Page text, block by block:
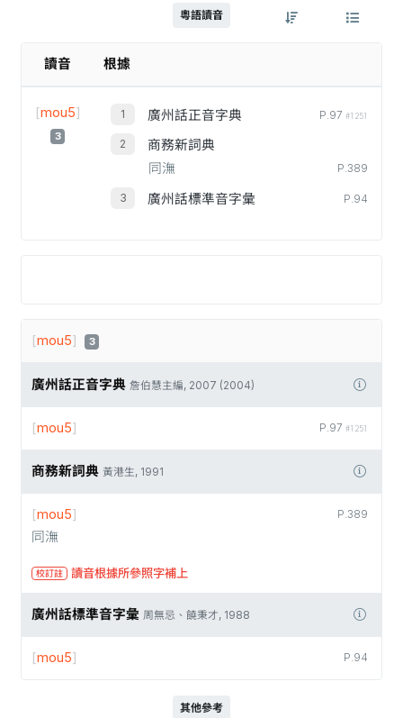
粵語讀音
讀音 根據
[mou5]
3
廣州話正音字典 P.97 #1251
商務新詞典
同潕
P.389
廣州話標準音字彙 P.94
[mou5] 3
廣州話正音字典 詹伯慧主編, 2007 (2004)
P.97 #1251
[mou5]
商務新詞典 黃港生, 1991
P.389
[mou5]
同潕
校訂註 讀音根據所參照字補上
廣州話標準音字彙 周無忌、饒秉才, 1988
P.94
[mou5]
其他參考